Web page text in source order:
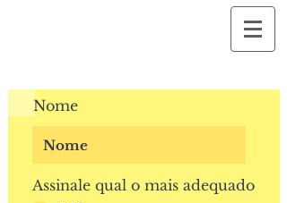
Nome
Assinale qual o mais adequado